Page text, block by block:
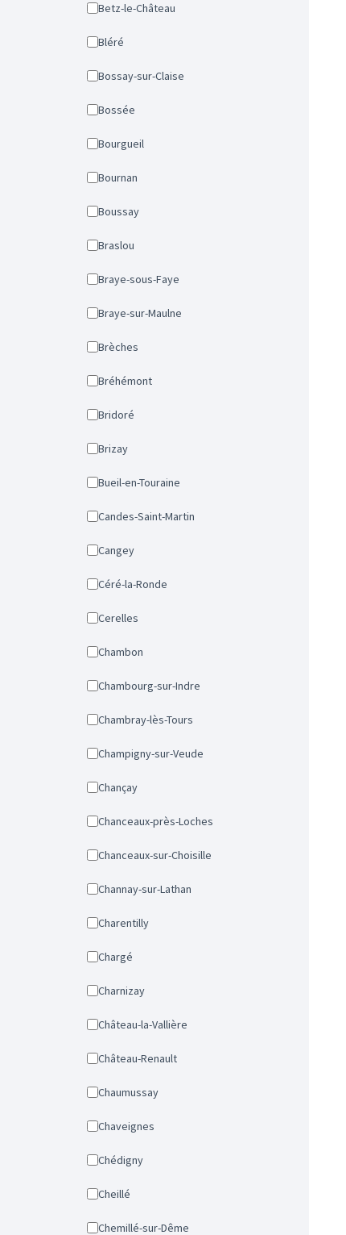
Betz-le-Château
Bléré
Bossay-sur-Claise
Bossée
Bourgueil
Bournan
Boussay
Braslou
Braye-sous-Faye
Braye-sur-Maulne
Brèches
Bréhémont
Bridoré
Brizay
Bueil-en-Touraine
Candes-Saint-Martin
Cangey
Céré-la-Ronde
Cerelles
Chambon
Chambourg-sur-Indre
Chambray-lès-Tours
Champigny-sur-Veude
Chançay
Chanceaux-près-Loches
Chanceaux-sur-Choisille
Channay-sur-Lathan
Charentilly
Chargé
Charnizay
Château-la-Vallière
Château-Renault
Chaumussay
Chaveignes
Chédigny
Cheillé
Chemillé-sur-Dême